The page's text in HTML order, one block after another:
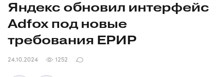
Яндекс обновил интерфейс
Adfox под новые
требования ЕРИР
24.10.2024 1252